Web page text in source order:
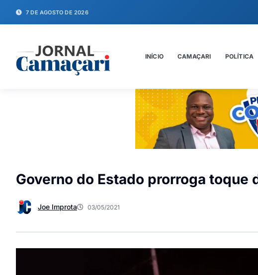
7 DE AGOSTO DE 2026
INÍCIO CAMAÇARI POLÍTICA
Governo do Estado prorroga toque
Joe Improta 03/05/2021